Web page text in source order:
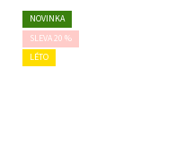
NOVINKA
SLEVA 20 %
LÉTO